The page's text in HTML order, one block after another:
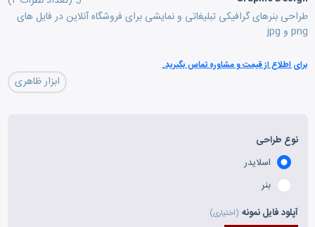
طراحی بنرهای گرافیکی تبلیغاتی و نمایشی برای فروشگاه آنلاین در فایل های
png و jpg
برای اطلاع از قیمت و مشاوره تماس بگیرید.
ابزار ظاهری
نوع طراحی
اسلایدر
بنر
آپلود فایل نمونه (اختیاری)